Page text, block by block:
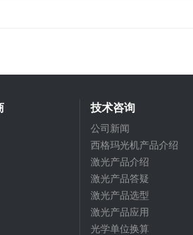
技术咨询
公司新闻
西格玛光机产品介绍
激光产品介绍
激光产品答疑
激光产品选型
激光产品应用
光学单位换算